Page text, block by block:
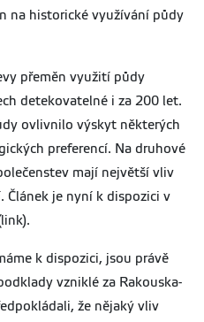
na historické využívání půdy
přeměn využití půdy
detekovatelné i za 200 let.
ovlivnilo výskyt některých
preferencí. Na druhové
mají největší vliv
Článek je nyní k dispozici v
k dispozici, jsou právě
vzniklé za Rakouska-
že nějaký vliv